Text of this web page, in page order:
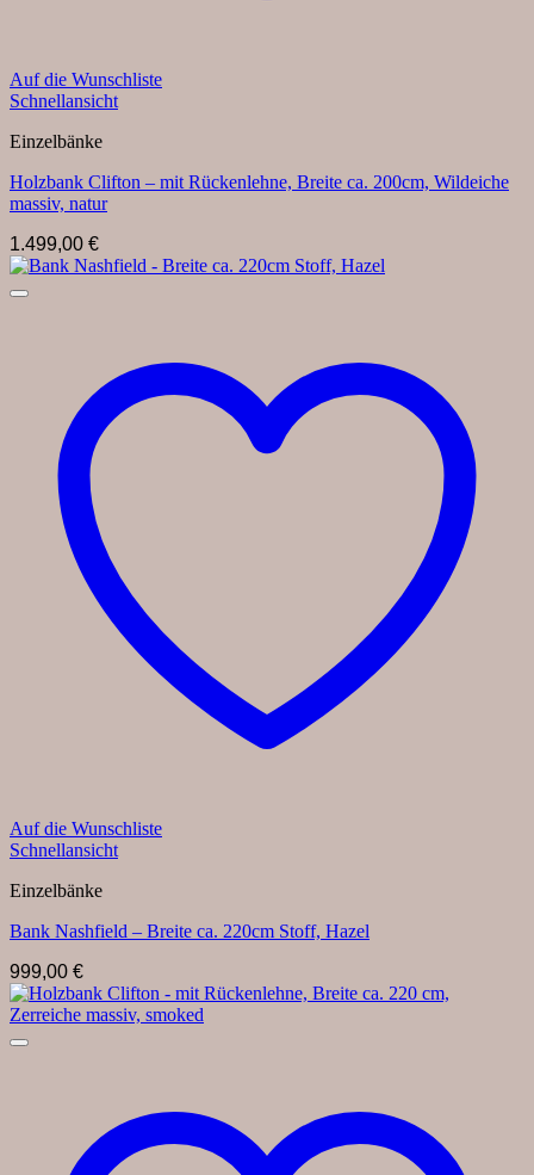
Auf die Wunschliste
Schnellansicht
Einzelbänke
Holzbank Clifton – mit Rückenlehne, Breite ca. 200cm, Wildeiche
massiv, natur
1.499,00 €
Auf die Wunschliste
Schnellansicht
Einzelbänke
Bank Nashfield – Breite ca. 220cm Stoff, Hazel
999,00 €